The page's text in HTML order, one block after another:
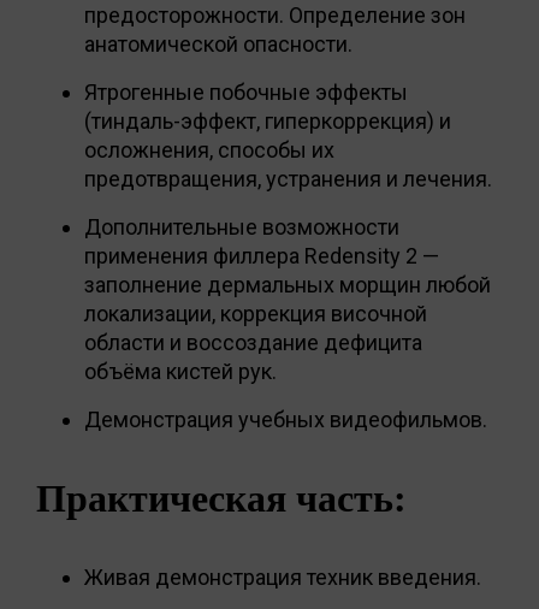
предосторожности. Определение зон
анатомической опасности.
Ятрогенные побочные эффекты
(тиндаль-эффект, гиперкоррекция) и
осложнения, способы их
предотвращения, устранения и лечения.
Дополнительные возможности
применения филлера Redensity 2 —
заполнение дермальных морщин любой
локализации, коррекция височной
области и воссоздание дефицита
объёма кистей рук.
Демонстрация учебных видеофильмов.
Практическая часть:
Живая демонстрация техник введения.